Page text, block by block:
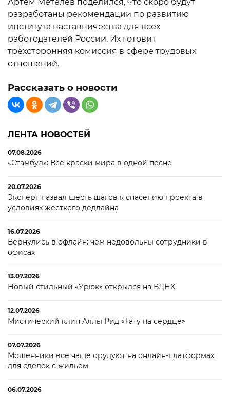
разработаны рекомендации по развитию
института наставничества для всех
работодателей России. Их готовит
трёхсторонняя комиссия в сфере трудовых
отношений.
Рассказать о новости
ЛЕНТА НОВОСТЕЙ
07.08.2026
«Стамбул»: Все краски мира в одной песне
20.07.2026
Эксперт назвал шесть шагов к спасению проекта в
условиях жесткого дедлайна
16.07.2026
Вернулись в офлайн: чем недовольны сотрудники в
офисах
13.07.2026
Новый стильный «Урюк» открылся на ВДНХ
12.07.2026
Мистический клип Аллы Рид «Тату на сердце»
07.07.2026
Мошенники все чаще орудуют на онлайн-платформах
для сделок с жильем
06.07.2026